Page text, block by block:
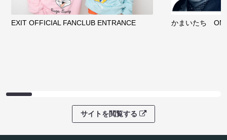
EXIT OFFICIAL FANCLUB ENTRANCE かまいたち
サイトを閲覧する